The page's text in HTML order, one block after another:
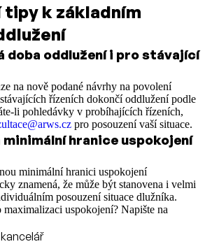
tipy k základním
doba oddlužení i pro stávající
na nově podané návrhy na povolení
řízeních dokončí oddlužení podle
li pohledávky v probíhajících řízeních,
pro posouzení vaší situace.
hranice uspokojení
minimální hranici uspokojení
znamená, že může být stanovena i velmi
posouzení situace dlužníka.
maximalizaci uspokojení? Napište na